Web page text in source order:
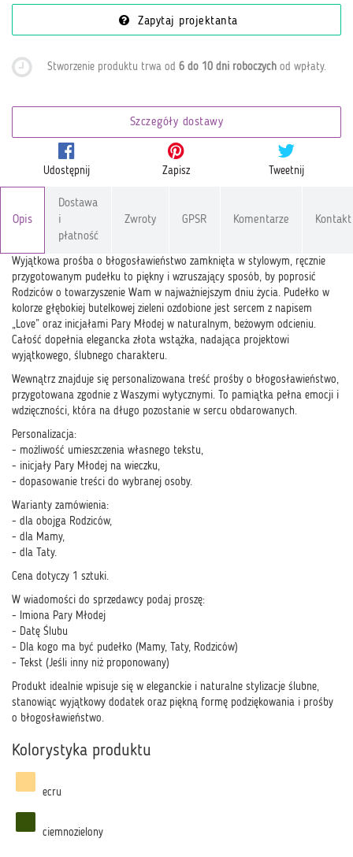
Zapytaj projektanta
Stworzenie produktu trwa od6 do 10 dni roboczych od wpłaty.
Szczegóły dostawy
Udostępnij Zapisz Tweetnij
Opis
Dostawa
i
płatność
Zwroty GPSR Komentarze Kontakt
Wyjątkowa prośba o błogosławieństwo zamknięta w stylowym, ręcznie
przygotowanym pudełku to piękny i wzruszający sposób, by poprosić
Rodziców o towarzyszenie Wam w najważniejszym dniu życia. Pudełko w
kolorze głębokiej butelkowej zieleni ozdobione jest sercem z napisem
„Love” oraz inicjałami Pary Młodej w naturalnym, beżowym odcieniu.
Całość dopełnia elegancka złota wstążka, nadająca projektowi
wyjątkowego, ślubnego charakteru.
Wewnątrz znajduje się personalizowana treść prośby o błogosławieństwo,
przygotowana zgodnie z Waszymi wytycznymi. To pamiątka pełna emocji i
wdzięczności, która na długo pozostanie w sercu obdarowanych.
Personalizacja:
- możliwość umieszczenia własnego tekstu,
- inicjały Pary Młodej na wieczku,
- dopasowanie treści do wybranej osoby.
Warianty zamówienia:
- dla obojga Rodziców,
- dla Mamy,
- dla Taty.
Cena dotyczy 1 sztuki.
W wiadomości do sprzedawcy podaj proszę:
- Imiona Pary Młodej
- Datę Ślubu
- Dla kogo ma być pudełko (Mamy, Taty, Rodziców)
- Tekst (Jeśli inny niż proponowany)
Produkt idealnie wpisuje się w eleganckie i naturalne stylizacje ślubne,
stanowiąc wyjątkowy dodatek oraz piękną formę podziękowania i prośby
o błogosławieństwo.
Kolorystyka produktu
ecru
ciemnozielony